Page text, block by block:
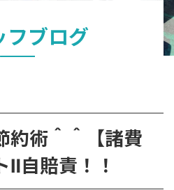
フブログ
術＾＾【諸費
自賠責！！